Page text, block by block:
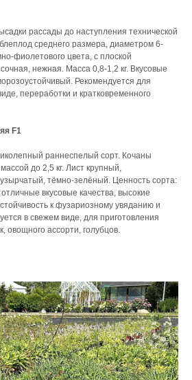
рассады до наступления технической
среднего размера, диаметром 6-
фиолетового цвета, с плоской
нежная. Масса 0,8-1,2 кг. Вкусовые
Рекомендуется для
переработки и кратковременного
F1
раннеспелый сорт. Кочаны
до 2,5 кг. Лист крупный,
тёмно-зелёный. Ценность сорта:
вкусовые качества, высокие
к фузариозному увяданию и
в свежем виде, для приготовления
овощного ассорти, голубцов.